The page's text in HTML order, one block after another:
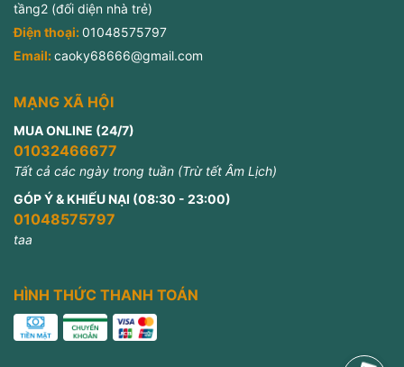
tầng2 (đối diện nhà trẻ)
Điện thoại:01048575797
Email:caoky68666@gmail.com
MẠNG XÃ HỘI
MUA ONLINE (24/7)
01032466677
Tất cả các ngày trong tuần (Trừ tết Âm Lịch)
GÓP Ý & KHIẾU NẠI (08:30 - 23:00)
01048575797
taa
HÌNH THỨC THANH TOÁN